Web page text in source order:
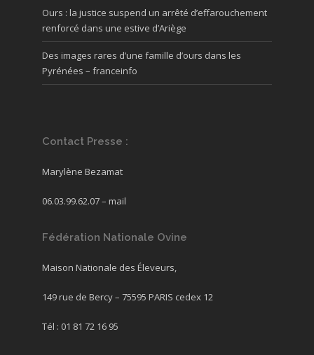
Ours : la justice suspend un arrêté d’effarouchement
renforcé dans une estive d’Ariège
Des images rares d’une famille d’ours dans les
Pyrénées – franceinfo
Contact Presse :
Marylène Bezamat
06.03.99.62.07 – mail
Fédération Nationale Ovine
Maison Nationale des Éleveurs,
149 rue de Bercy – 75595 PARIS cedex 12
Tél : 01 81 72 16 95